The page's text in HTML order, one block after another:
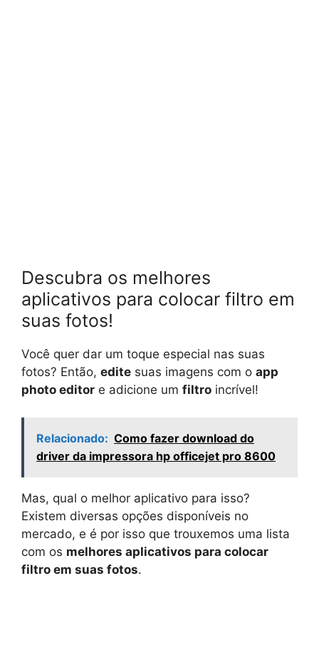
Descubra os melhores
aplicativos para colocar filtro em
suas fotos!
Você quer dar um toque especial nas suas
fotos? Então, edite suas imagens com o app
photo editor e adicione um filtro incrível!
Relacionado: Como fazer download do
driver da impressora hp officejet pro 8600
Mas, qual o melhor aplicativo para isso?
Existem diversas opções disponíveis no
mercado, e é por isso que trouxemos uma lista
com os melhores aplicativos para colocar
filtro em suas fotos.